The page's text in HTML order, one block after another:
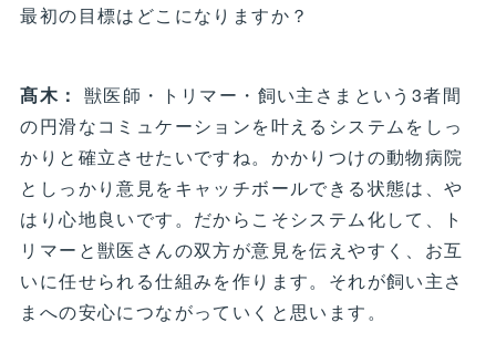
最初の目標はどこになりますか？
髙木： 獣医師・トリマー・飼い主さまという3者間
の円滑なコミュケーションを叶えるシステムをしっ
かりと確立させたいですね。かかりつけの動物病院
としっかり意見をキャッチボールできる状態は、や
はり心地良いです。だからこそシステム化して、ト
リマーと獣医さんの双方が意見を伝えやすく、お互
いに任せられる仕組みを作ります。それが飼い主さ
まへの安心につながっていくと思います。